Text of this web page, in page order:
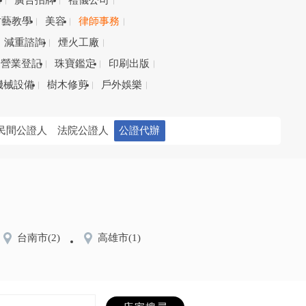
教學
美容
律師事務
減重諮詢
煙火工廠
營業登記
珠寶鑑定
印刷出版
械設備
樹木修剪 戶外娛樂
間公證人 法院公證人 公證代辦
台南市(2) 高雄市(1)